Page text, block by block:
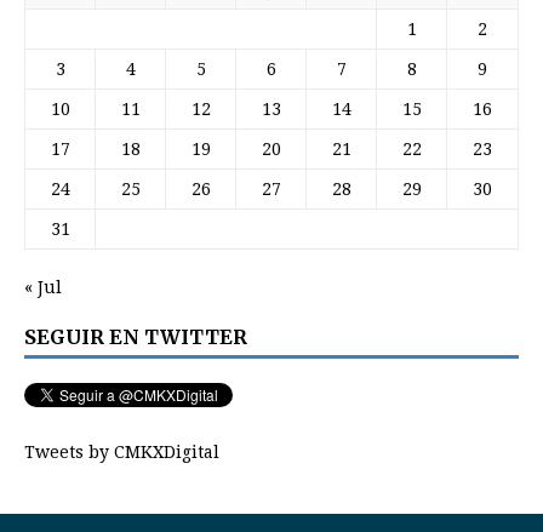
1 2
3 4 5 6 7 8 9
10 11 12 13 14 15 16
17 18 19 20 21 22 23
24 25 26 27 28 29 30
31
« Jul
SEGUIR EN TWITTER
Tweets by CMKXDigital